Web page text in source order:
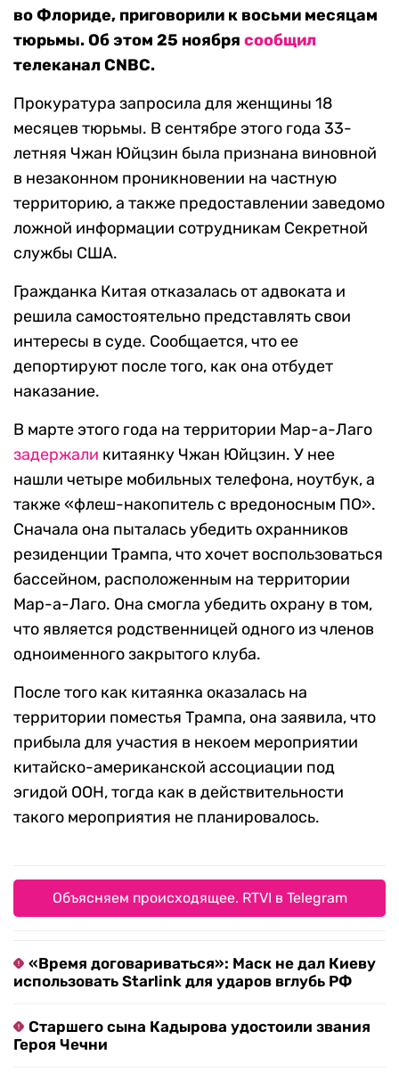
во Флориде, приговорили к восьми месяцам
тюрьмы. Об этом 25 ноября сообщил
телеканал CNBC.
Прокуратура запросила для женщины 18
месяцев тюрьмы. В сентябре этого года 33-
летняя Чжан Юйцзин была признана виновной
в незаконном проникновении на частную
территорию, а также предоставлении заведомо
ложной информации сотрудникам Секретной
службы США.
Гражданка Китая отказалась от адвоката и
решила самостоятельно представлять свои
интересы в суде. Сообщается, что ее
депортируют после того, как она отбудет
наказание.
В марте этого года на территории Мар-а-Лаго
задержали китаянку Чжан Юйцзин. У нее
нашли четыре мобильных телефона, ноутбук, а
также «флеш-накопитель с вредоносным ПО».
Сначала она пыталась убедить охранников
резиденции Трампа, что хочет воспользоваться
бассейном, расположенным на территории
Мар-а-Лаго. Она смогла убедить охрану в том,
что является родственницей одного из членов
одноименного закрытого клуба.
После того как китаянка оказалась на
территории поместья Трампа, она заявила, что
прибыла для участия в некоем мероприятии
китайско-американской ассоциации под
эгидой ООН, тогда как в действительности
такого мероприятия не планировалось.
Объясняем происходящее. RTVI в Telegram
«Время договариваться»: Маск не дал Киеву
использовать Starlink для ударов вглубь РФ
Старшего сына Кадырова удостоили звания
Героя Чечни